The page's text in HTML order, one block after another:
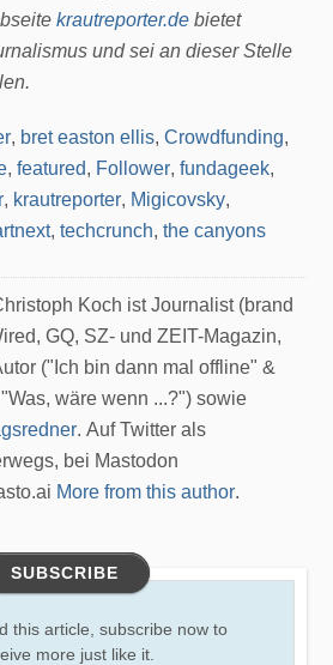
krautreporter.de bietet
und sei an dieser Stelle
, bret easton ellis,Crowdfunding,
,featured, Follower,fundageek,
, krautreporter, Migicovsky,
,techcrunch,the canyons
Koch ist Journalist (brand
GQ, SZ- und ZEIT-Magazin,
("Ich bin dann mal offline" &
wäre wenn ...?") sowie
. Auf Twitter als
bei Mastodon
More from this author.
SUBSCRIBE
this article, subscribe now to
more just like it.